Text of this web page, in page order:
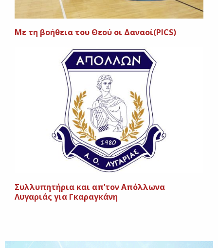
Mε τη βοήθεια του Θεού οι Δαναοί(PICS)
Συλλυπητήρια και απ’τον Απόλλωνα
Λυγαριάς για Γκαραγκάνη